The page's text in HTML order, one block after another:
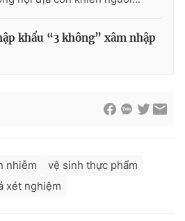
khẩu “3 không” xâm nhập
nhiễm
vệ sinh thực phẩm
xét nghiệm